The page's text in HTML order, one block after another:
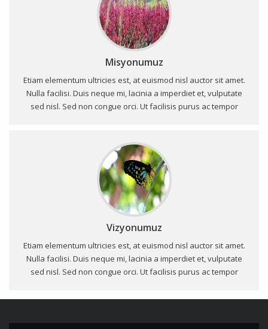
Misyonumuz
Etiam elementum ultricies est, at euismod nisl auctor sit amet.
Nulla facilisi. Duis neque mi, lacinia a imperdiet et, vulputate
sed nisl. Sed non congue orci. Ut facilisis purus ac tempor
Vizyonumuz
Etiam elementum ultricies est, at euismod nisl auctor sit amet.
Nulla facilisi. Duis neque mi, lacinia a imperdiet et, vulputate
sed nisl. Sed non congue orci. Ut facilisis purus ac tempor
Fusce vol...